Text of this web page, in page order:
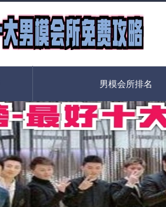
男模会所排名